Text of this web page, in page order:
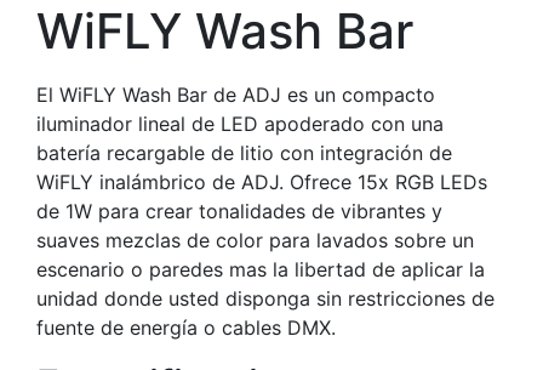
WiFLY Wash Bar
El WiFLY Wash Bar de ADJ es un compacto
iluminador lineal de LED apoderado con una
batería recargable de litio con integración de
WiFLY inalámbrico de ADJ. Ofrece 15x RGB LEDs
de 1W para crear tonalidades de vibrantes y
suaves mezclas de color para lavados sobre un
escenario o paredes mas la libertad de aplicar la
unidad donde usted disponga sin restricciones de
fuente de energía o cables DMX.